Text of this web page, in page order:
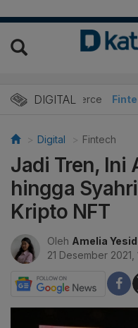
DIGITAL
E-Commerce
Digital Fintech
Jadi Tren, Ini
hingga
Kripto NFT
Oleh Amelia
21 Desember 2021,